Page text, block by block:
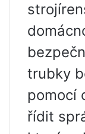
trubky
pomocí
řídit